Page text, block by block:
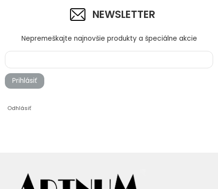
NEWSLETTER
Nepremeškajte najnovšie produkty a špeciálne akcie
Prihlásiť
Odhlásiť